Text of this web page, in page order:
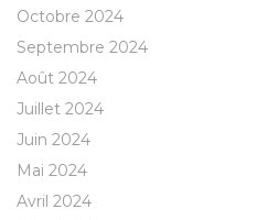
Octobre 2024
Septembre 2024
Août 2024
Juillet 2024
Juin 2024
Mai 2024
Avril 2024